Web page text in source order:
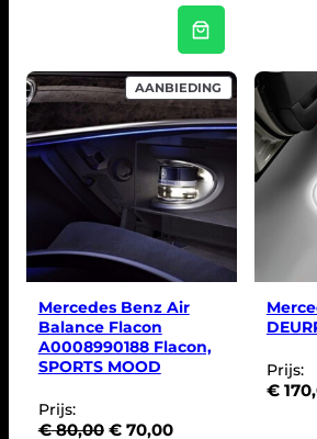
AANBIEDING
R
O
D
T
I
N
D
U
I
T
Mercedes Benz Air
Balance Flacon
A0008990188 Flacon,
SPORTS MOOD
Prijs:
€80,00 O
€70,00H
Prijs:
€